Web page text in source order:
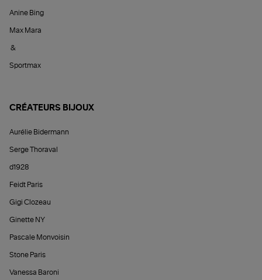
Anine Bing
Max Mara
&
Sportmax
CRÉATEURS BIJOUX
Aurélie Bidermann
Serge Thoraval
d1928
Feidt Paris
Gigi Clozeau
Ginette NY
Pascale Monvoisin
Stone Paris
Vanessa Baroni